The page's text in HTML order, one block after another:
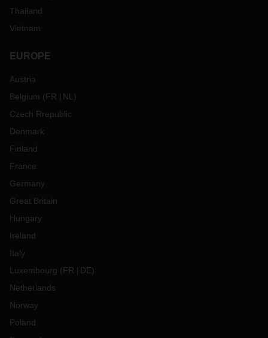
Thailand
Vietnam
EUROPE
Austria
Belgium (FR NL )
Czech Rrepublic
Denmark
Finland
France
Germany
Great Britain
Hungary
Ireland
Italy
Luxembourg (FR DE)
Netherlands
Norway
Poland